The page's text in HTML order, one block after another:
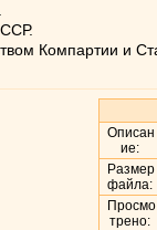
Компартии и
Описан
ие:
Размер
файла:
Просмо
трено: